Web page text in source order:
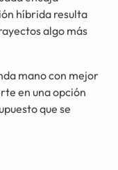
híbrida resulta
algo más
mano con mejor
en una opción
que se